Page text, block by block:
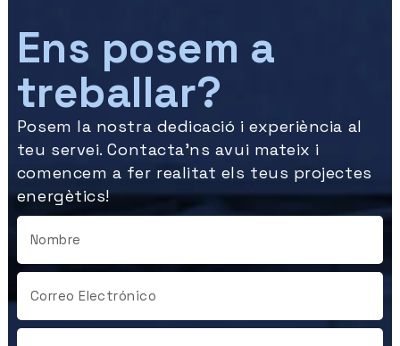
Ens posem a
treballar?
Posem la nostra dedicació i experiència al
teu servei. Contacta’ns avui mateix i
comencem a fer realitat els teus projectes
energètics!